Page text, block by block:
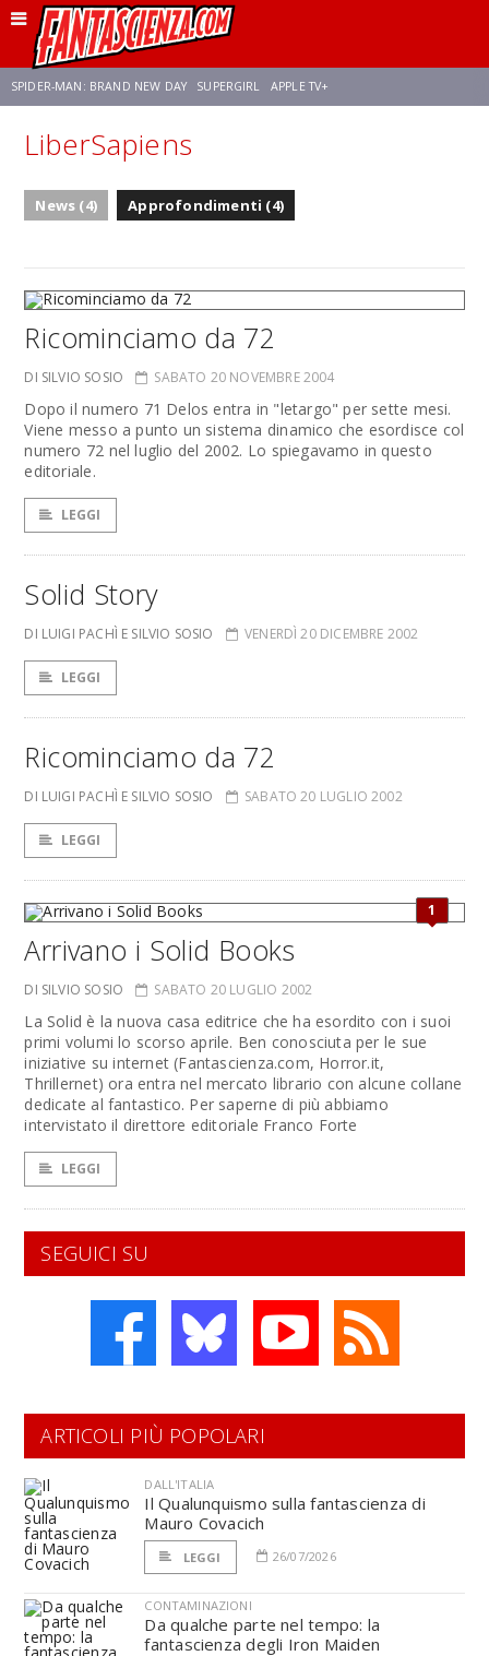
SPIDER-MAN: BRAND NEW DAY SUPERGIRL APPLE TV+
FRANCO RICCIARDIELLO ZENDAYA
LiberSapiens
News (4) Approfondimenti (4)
Ricominciamo da 72
DI SILVIO SOSIO SABATO 20 NOVEMBRE 2004
Dopo il numero 71 Delos entra in "letargo" per sette mesi.
Viene messo a punto un sistema dinamico che esordisce col
numero 72 nel luglio del 2002. Lo spiegavamo in questo
editoriale.
LEGGI
Solid Story
DI LUIGI PACHÌ E SILVIO SOSIO VENERDÌ 20 DICEMBRE 2002
LEGGI
Ricominciamo da 72
DI LUIGI PACHÌ E SILVIO SOSIO SABATO 20 LUGLIO 2002
LEGGI
1
Arrivano i Solid Books
DI SILVIO SOSIO SABATO 20 LUGLIO 2002
La Solid è la nuova casa editrice che ha esordito con i suoi
primi volumi lo scorso aprile. Ben conosciuta per le sue
iniziative su internet (Fantascienza.com, Horror.it,
Thrillernet) ora entra nel mercato librario con alcune collane
dedicate al fantastico. Per saperne di più abbiamo
intervistato il direttore editoriale Franco Forte
LEGGI
SEGUICI SU
ARTICOLI PIÙ POPOLARI
DALL'ITALIA
Il Qualunquismo sulla fantascienza di
Mauro Covacich
LEGGI 26/07/2026
CONTAMINAZIONI
Da qualche parte nel tempo: la
fantascienza degli Iron Maiden